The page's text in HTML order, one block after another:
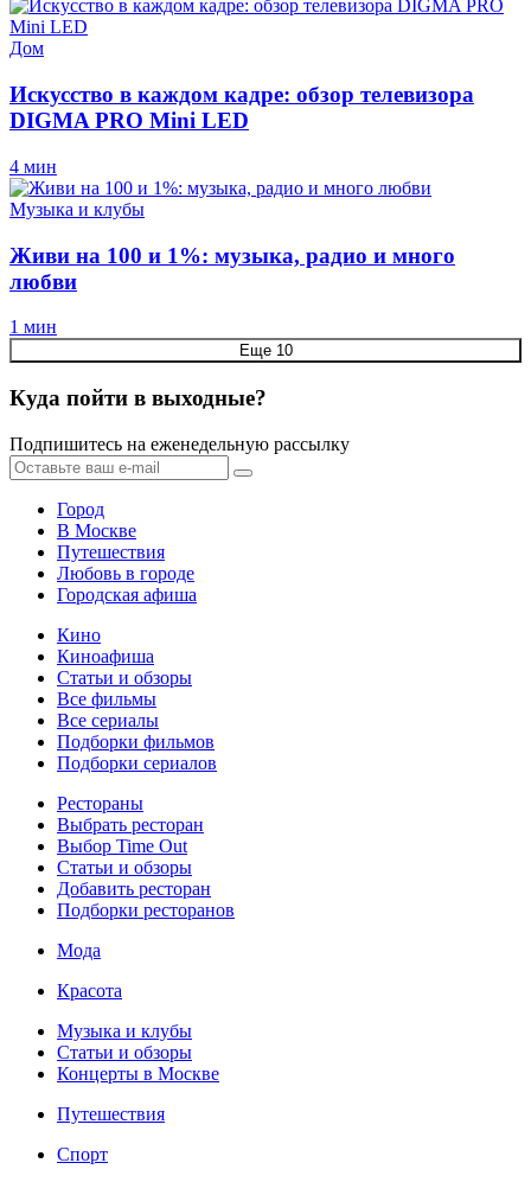
Дом
Искусство в каждом кадре: обзор телевизора
DIGMA PRO Mini LED
4 мин
Музыка и клубы
Живи на 100 и 1%: музыка, радио и много
любви
1 мин
Еще 10
Куда пойти в выходные?
Подпишитесь на еженедельную рассылку
Город
В Москве
Путешествия
Любовь в городе
Городская афиша
Кино
Киноафиша
Статьи и обзоры
Все фильмы
Все сериалы
Подборки фильмов
Подборки сериалов
Рестораны
Выбрать ресторан
Выбор Time Out
Статьи и обзоры
Добавить ресторан
Подборки ресторанов
Мода
Красота
Музыка и клубы
Статьи и обзоры
Концерты в Москве
Путешествия
Спорт